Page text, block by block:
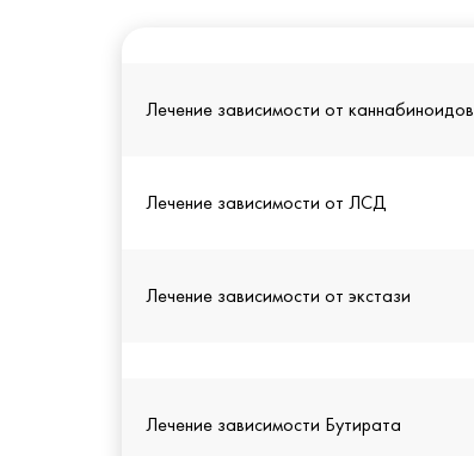
Лечение зависимости от каннабиноидов
Лечение зависимости от ЛСД
Лечение зависимости от экстази
Лечение зависимости Бутирата